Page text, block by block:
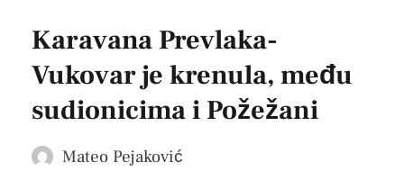
Karavana Prevlaka-
Vukovar je krenula, među
sudionicima i Požežani
Mateo Pejaković